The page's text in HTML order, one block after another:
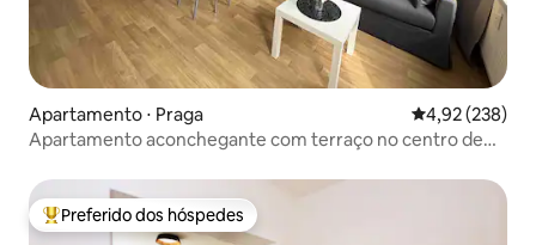
Apartamento ⋅ Praga 4,92 de uma
4,92 (238)
Apartamento aconchegante com terraço no centro de
Entre os melhores preferidos dos hóspedes
Preferido dos hóspedes